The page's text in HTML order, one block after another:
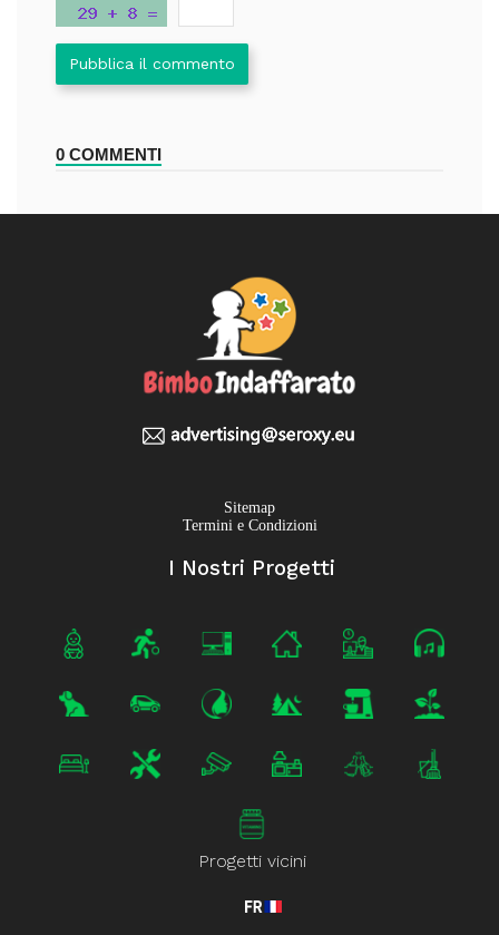
Pubblica il commento
0 COMMENTI
Sitemap
Termini e Condizioni
I Nostri Progetti
Progetti vicini